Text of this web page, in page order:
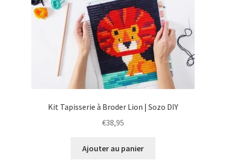
Kit Tapisserie à Broder Lion | Sozo DIY
€38,95
Ajouter au panier